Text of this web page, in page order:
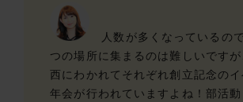
人数が多くなっているの
つの場所に集まるのは難しいです
西にわかれてそれぞれ創立記念の
年会が行われていますよね！部活